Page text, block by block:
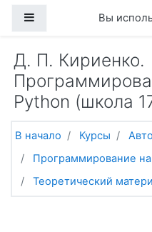
Боковая панель
Вы
Д. П. Кириенко.
Python (школа
В начало Курсы
Программирование
Теоретический